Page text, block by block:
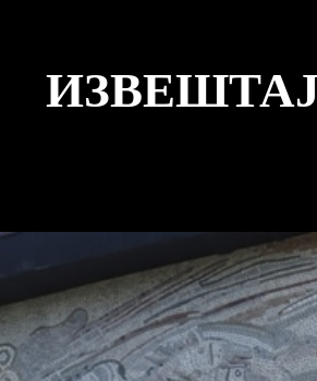
ИЗВЕШТАЈ